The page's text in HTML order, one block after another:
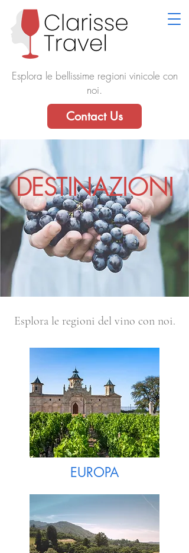
Esplora le bellissime regioni vinicole con
noi.
Contact Us
DESTINAZIONI
Esplora le regioni del vino con noi.
EUROPA